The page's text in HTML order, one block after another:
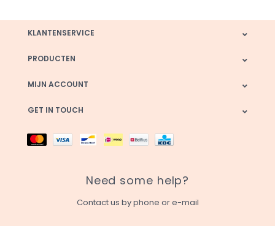
KLANTENSERVICE
PRODUCTEN
MIJN ACCOUNT
GET IN TOUCH
Need some help?
Contact us by phone or e-mail